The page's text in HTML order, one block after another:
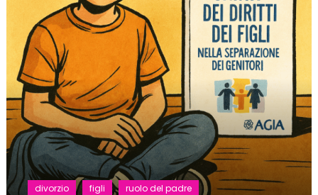
divorzio figli
ruolo del padre